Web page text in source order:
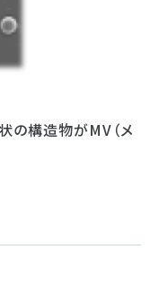
構造物がMV（メ